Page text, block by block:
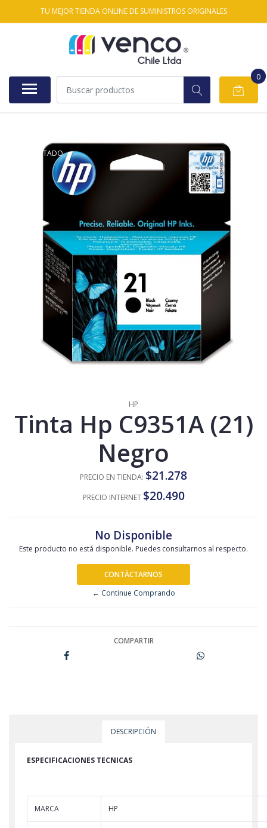
TU MEJOR TIENDA ONLINE DE SUMINISTROS ORIGINALES
0
AGOTADO
HP
Tinta Hp C9351A (21)
Negro
PRECIO EN TIENDA: $21.278
PRECIO INTERNET $20.490
No Disponible
Este producto no está disponible. Puedes consultarnos al respecto.
CONTÁCTARNOS
← Continue Comprando
COMPARTIR
DESCRIPCIÓN
ESPECIFICACIONES TECNICAS
MARCA HP